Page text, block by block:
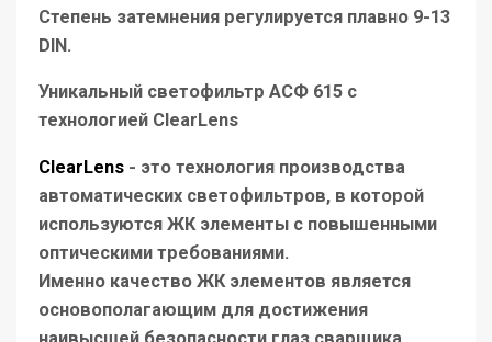
Степень затемнения регулируется плавно 9-13
DIN.
Уникальный светофильтр АСФ 615 с
технологией ClearLens
ClearLens - это технология производства
автоматических светофильтров, в которой
используются ЖК элементы с повышенными
оптическими требованиями.
Именно качество ЖК элементов является
основополагающим для достижения
наивысшей безопасности глаз сварщика.